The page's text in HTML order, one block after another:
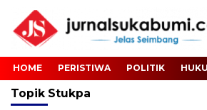
HOME PERISTIWA POLITIK
Topik Stukpa